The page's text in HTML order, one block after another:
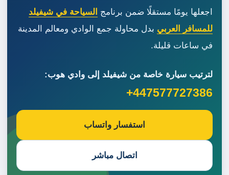
اجعلها يومًا مستقلًا ضمن برنامج السياحة في شيفيلد
للمسافر العربي بدل محاولة جمع الوادي ومعالم المدينة
في ساعات قليلة.
لترتيب سيارة خاصة من شيفيلد إلى وادي هوب:
+447577727386
استفسار واتساب
اتصال مباشر